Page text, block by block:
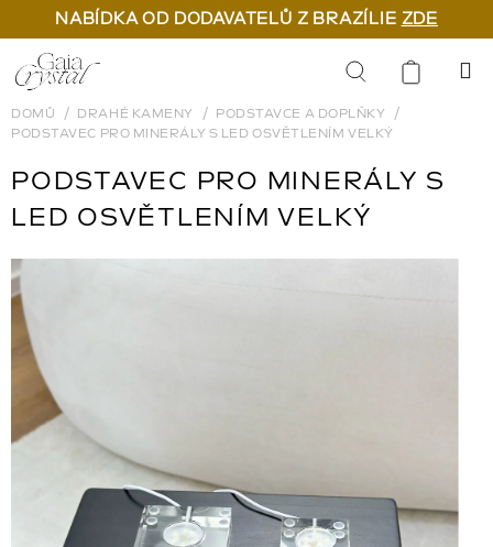
NABÍDKA OD DODAVATELŮ Z BRAZÍLIE ZDE
Přejít
na
obsah
Hledat
DOMŮ DRAHÉ KAMENY
PODSTAVCE A DOPLŇKY
PODSTAVEC PRO MINERÁLY S LED OSVĚTLENÍM VELKÝ
PODSTAVEC PRO MINERÁLY S
LED OSVĚTLENÍM VELKÝ